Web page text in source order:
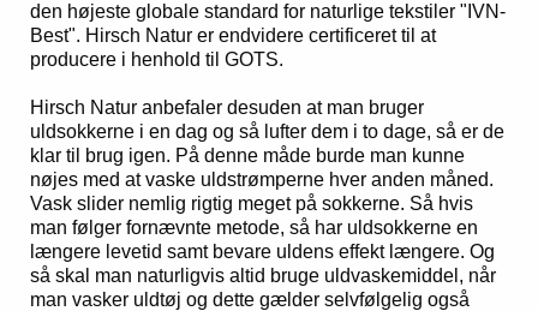
den højeste globale standard for naturlige tekstiler "IVN-
Best". Hirsch Natur er endvidere certificeret til at
producere i henhold til GOTS.
Hirsch Natur anbefaler desuden at man bruger
uldsokkerne i en dag og så lufter dem i to dage, så er de
klar til brug igen. På denne måde burde man kunne
nøjes med at vaske uldstrømperne hver anden måned.
Vask slider nemlig rigtig meget på sokkerne. Så hvis
man følger fornævnte metode, så har uldsokkerne en
længere levetid samt bevare uldens effekt længere. Og
så skal man naturligvis altid bruge uldvaskemiddel, når
man vasker uldtøj og dette gælder selvfølgelig også